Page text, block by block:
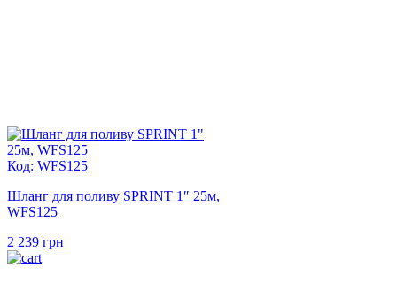
Код: WFS125
Шланг для поливу SPRINT 1″ 25м,
WFS125
2 239 грн